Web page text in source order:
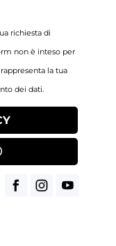
richiesta di
non è inteso per
la tua
dei dati.